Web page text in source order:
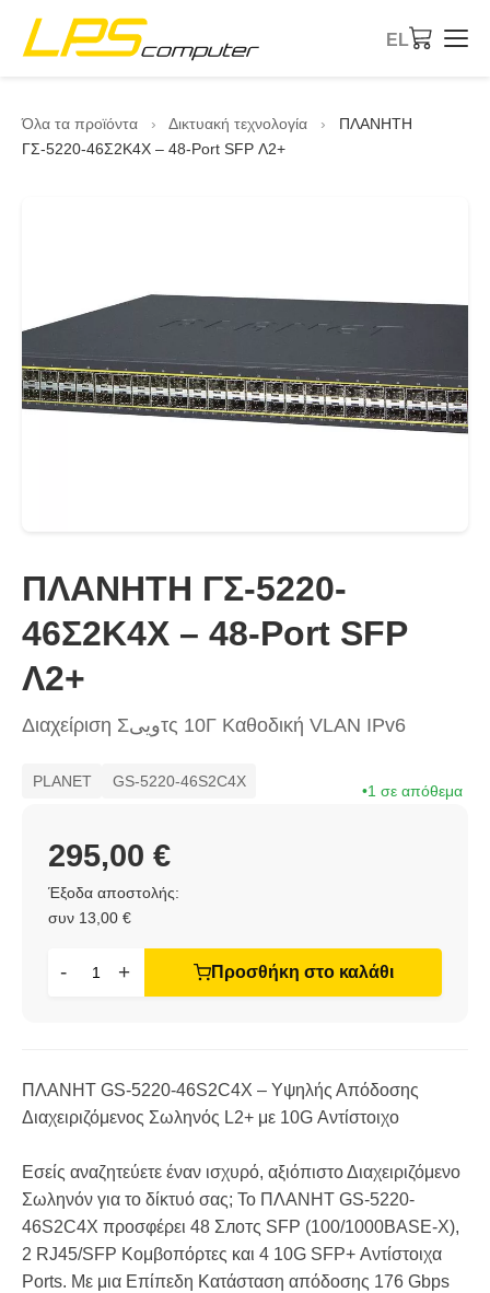
EL
Σχετικά με την εταιρεία
Όλα τα προϊόντα › Δικτυακή τεχνολογία ›
ΠΛΑΝΗΤΗ
ΓΣ-5220-46Σ2Κ4Χ – 48-Port SFP Λ2+
ΠΛΑΝΗΤΗ ΓΣ-5220-
46Σ2Κ4Χ – 48-Port SFP
Λ2+
Διαχείριση Σوییτς 10Γ Καθοδική VLAN IPv6
PLANET GS-5220-46S2C4X
1 σε απόθεμα
Έξοδα αποστολής:
συν 13,00 €
295,00 €
- + Προσθήκη στο καλάθι
ΠΛΑΝΗΤ GS-5220-46S2C4Χ – Υψηλής Απόδοσης
Διαχειριζόμενος Σωληνός L2+ με 10G Αντίστοιχο
Εσείς αναζητεύετε έναν ισχυρό, αξιόπιστο Διαχειριζόμενο
Σωληνόν για το δίκτυό σας; Το ΠΛΑΝΗΤ GS-5220-
46S2C4Χ προσφέρει 48 Σлотς SFP (100/1000BASE-X),
2 RJ45/SFP Κομβοπόρτες και 4 10G SFP+ Αντίστοιχα
Ports. Με μια Επίπεδη Κατάσταση απόδοσης 176 Gbps